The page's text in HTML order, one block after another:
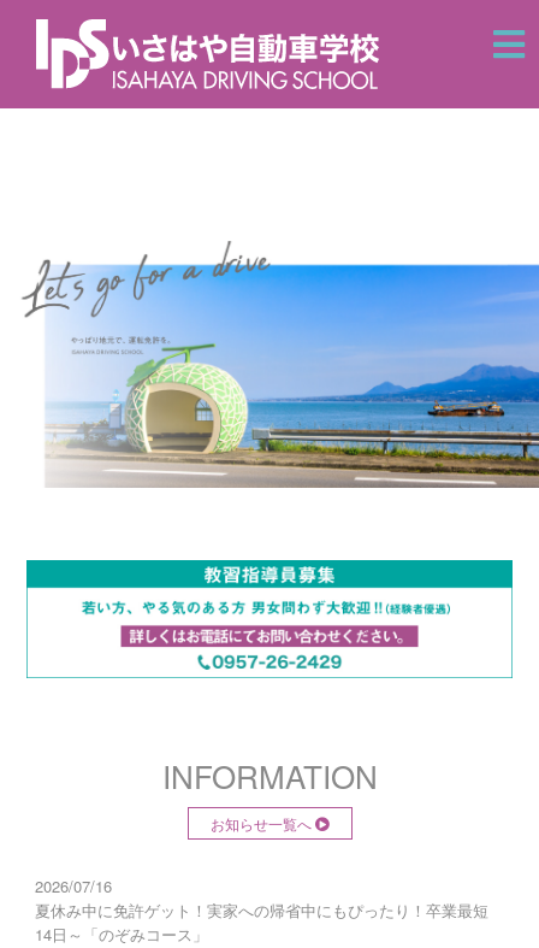
INFORMATION
お知らせ一覧へ
2026/07/16
夏休み中に免許ゲット！実家への帰省中にもぴったり！卒業最短
14日～「のぞみコース」